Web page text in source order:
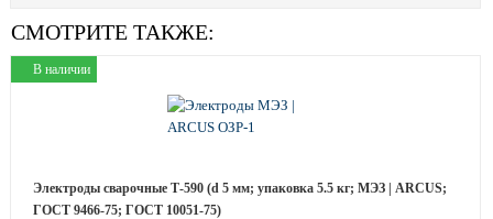
СМОТРИТЕ ТАКЖЕ:
В наличии
Электроды сварочные Т-590 (d 5 мм; упаковка 5.5 кг; МЭЗ | ARCUS;
ГОСТ 9466-75; ГОСТ 10051-75)